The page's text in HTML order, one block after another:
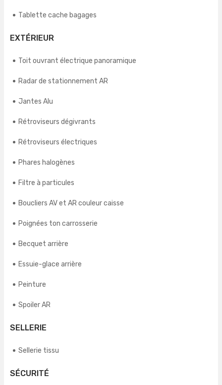
Tablette cache bagages
EXTÉRIEUR
Toit ouvrant électrique panoramique
Radar de stationnement AR
Jantes Alu
Rétroviseurs dégivrants
Rétroviseurs électriques
Phares halogènes
Filtre à particules
Boucliers AV et AR couleur caisse
Poignées ton carrosserie
Becquet arrière
Essuie-glace arrière
Peinture
Spoiler AR
SELLERIE
Sellerie tissu
SÉCURITÉ